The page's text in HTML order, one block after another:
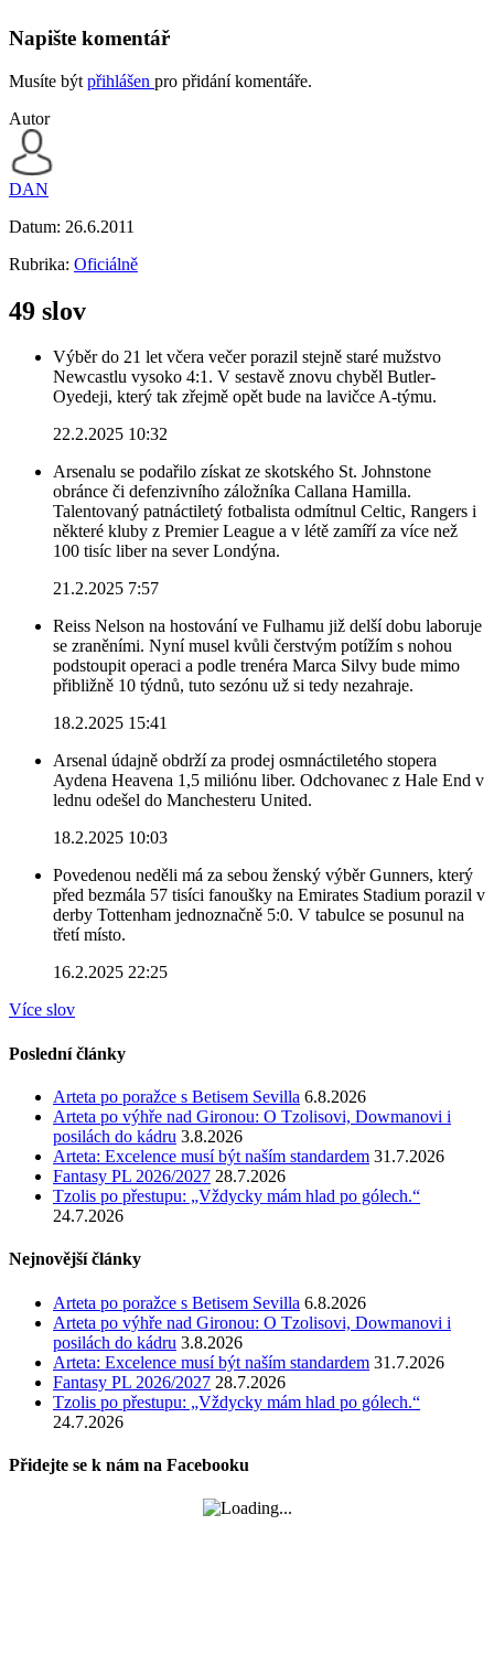
Napište komentář
Musíte být přihlášen pro přidání komentáře.
Autor
DAN
Datum: 26.6.2011
Rubrika: Oficiálně
49 slov
Výběr do 21 let včera večer porazil stejně staré mužstvo
Newcastlu vysoko 4:1. V sestavě znovu chyběl Butler-
Oyedeji, který tak zřejmě opět bude na lavičce A-týmu.
22.2.2025 10:32
Arsenalu se podařilo získat ze skotského St. Johnstone
obránce či defenzivního záložníka Callana Hamilla.
Talentovaný patnáctiletý fotbalista odmítnul Celtic, Rangers i
některé kluby z Premier League a v létě zamíří za více než
100 tisíc liber na sever Londýna.
21.2.2025 7:57
Reiss Nelson na hostování ve Fulhamu již delší dobu laboruje
se zraněními. Nyní musel kvůli čerstvým potížím s nohou
podstoupit operaci a podle trenéra Marca Silvy bude mimo
přibližně 10 týdnů, tuto sezónu už si tedy nezahraje.
18.2.2025 15:41
Arsenal údajně obdrží za prodej osmnáctiletého stopera
Aydena Heavena 1,5 miliónu liber. Odchovanec z Hale End v
lednu odešel do Manchesteru United.
18.2.2025 10:03
Povedenou neděli má za sebou ženský výběr Gunners, který
před bezmála 57 tisíci fanoušky na Emirates Stadium porazil v
derby Tottenham jednoznačně 5:0. V tabulce se posunul na
třetí místo.
16.2.2025 22:25
Více slov
Poslední články
Arteta po poražce s Betisem Sevilla 6.8.2026
Arteta po výhře nad Gironou: O Tzolisovi, Dowmanovi i
posilách do kádru 3.8.2026
Arteta: Excelence musí být naším standardem 31.7.2026
Fantasy PL 2026/2027 28.7.2026
Tzolis po přestupu: „Vždycky mám hlad po gólech.“
24.7.2026
Nejnovější články
Arteta po poražce s Betisem Sevilla 6.8.2026
Arteta po výhře nad Gironou: O Tzolisovi, Dowmanovi i
posilách do kádru 3.8.2026
Arteta: Excelence musí být naším standardem 31.7.2026
Fantasy PL 2026/2027 28.7.2026
Tzolis po přestupu: „Vždycky mám hlad po gólech.“
24.7.2026
Přidejte se k nám na Facebooku